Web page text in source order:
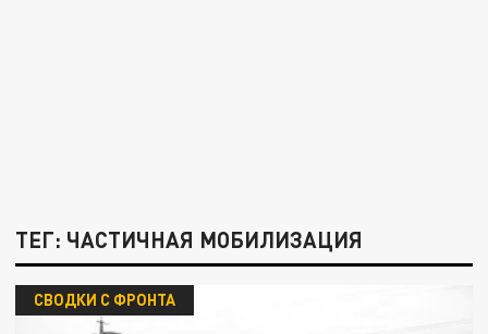
ТЕГ: ЧАСТИЧНАЯ МОБИЛИЗАЦИЯ
СВОДКИ С ФРОНТА